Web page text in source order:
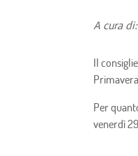
A cura
Il
Per
venerdì